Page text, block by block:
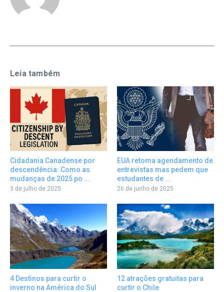
Leia também
Cidadania Canadense por
descendência: Como as
mudanças de 2025 po ...
3 de julho de 2025
EUA retoma agendamento de
entrevistas mas pedem que
estudantes de ...
26 de junho de 2025
4 Destinos para curtir o
inverno na América do Sul
12 atrações gratuitas para
curtir o Chile